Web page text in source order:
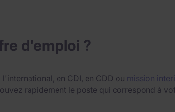
d'emploi ?
l'international, en CDI, en CDD ou mission
rapidement le poste qui correspond à